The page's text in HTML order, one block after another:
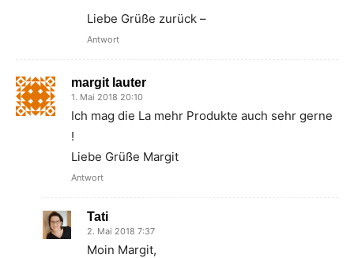
Liebe Grüße zurück –
Antwort
margit lauter
1. Mai 2018 20:10
Ich mag die La mehr Produkte auch sehr gerne
!
Liebe Grüße Margit
Antwort
Tati
2. Mai 2018 7:37
Moin Margit,